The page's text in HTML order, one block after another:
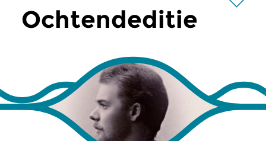
Ochtendeditie